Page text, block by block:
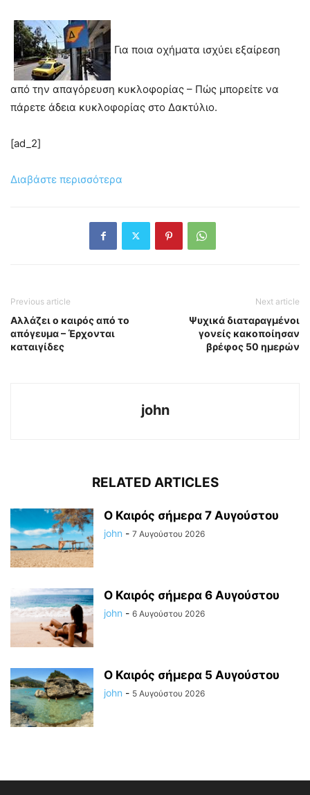
Για ποια οχήματα ισχύει εξαίρεση
από την απαγόρευση κυκλοφορίας – Πώς μπορείτε να
πάρετε άδεια κυκλοφορίας στο Δακτύλιο.
[ad_2]
Διαβάστε περισσότερα
Previous article
Αλλάζει ο καιρός από το
απόγευμα – Έρχονται
καταιγίδες
Next article
Ψυχικά διαταραγμένοι
γονείς κακοποίησαν
βρέφος 50 ημερών
john
RELATED ARTICLES
Ο Καιρός σήμερα 7 Αυγούστου
john - 7 Αυγούστου 2026
Ο Καιρός σήμερα 6 Αυγούστου
john - 6 Αυγούστου 2026
Ο Καιρός σήμερα 5 Αυγούστου
john - 5 Αυγούστου 2026